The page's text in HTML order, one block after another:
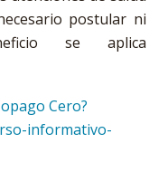
postular ni
se aplica
Cero?
informativo-